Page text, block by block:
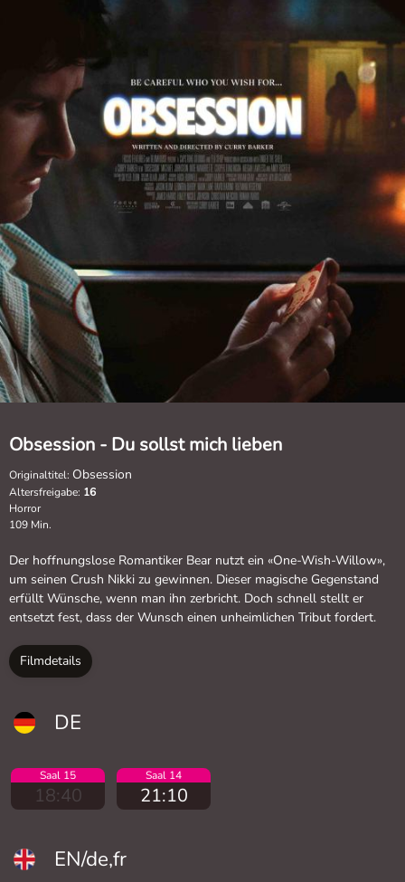
Obsession - Du sollst mich lieben
Originaltitel: Obsession
Altersfreigabe: 16
Horror
109 Min.
Der hoffnungslose Romantiker Bear nutzt ein «One-Wish-Willow»,
um seinen Crush Nikki zu gewinnen. Dieser magische Gegenstand
erfüllt Wünsche, wenn man ihn zerbricht. Doch schnell stellt er
entsetzt fest, dass der Wunsch einen unheimlichen Tribut fordert.
Filmdetails
DE
Saal 15
18:40
Saal 14
21:10
EN/de,fr